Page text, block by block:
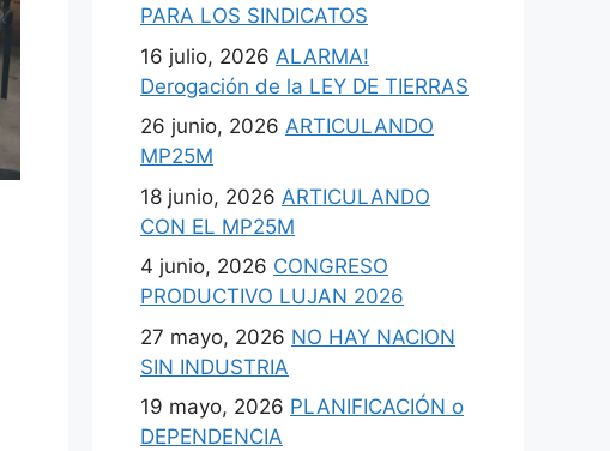
PARA LOS SINDICATOS
16 julio, 2026 ALARMA!
Derogación de la LEY DE TIERRAS
26 junio, 2026 ARTICULANDO
MP25M
18 junio, 2026 ARTICULANDO
CON EL MP25M
4 junio, 2026 CONGRESO
PRODUCTIVO LUJAN 2026
27 mayo, 2026 NO HAY NACION
SIN INDUSTRIA
19 mayo, 2026 PLANIFICACIÓN o
DEPENDENCIA